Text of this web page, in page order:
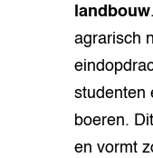
landbouw
agrarisch
studenten
boeren.
en vormt